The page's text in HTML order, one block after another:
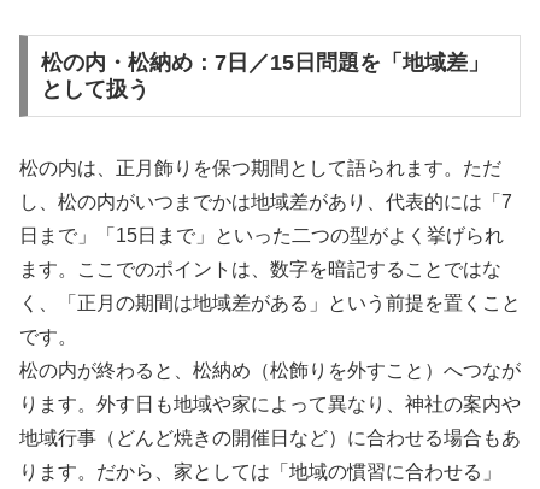
松の内・松納め：7日／15日問題を「地域差」
として扱う
松の内は、正月飾りを保つ期間として語られます。ただ
し、松の内がいつまでかは地域差があり、代表的には「7
日まで」「15日まで」といった二つの型がよく挙げられ
ます。ここでのポイントは、数字を暗記することではな
く、「正月の期間は地域差がある」という前提を置くこと
です。
松の内が終わると、松納め（松飾りを外すこと）へつなが
ります。外す日も地域や家によって異なり、神社の案内や
地域行事（どんど焼きの開催日など）に合わせる場合もあ
ります。だから、家としては「地域の慣習に合わせる」